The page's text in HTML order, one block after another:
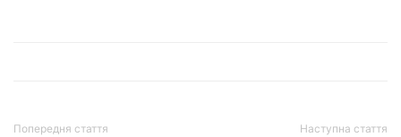
Попередня стаття Наступна стаття